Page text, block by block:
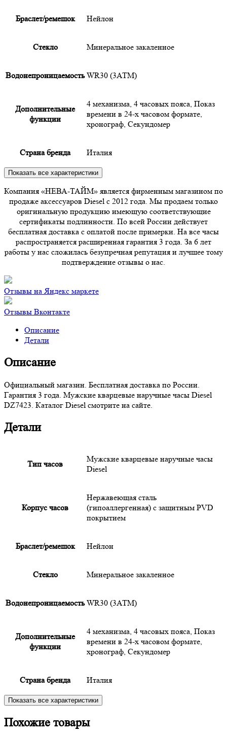
Браслет/ремешок Нейлон
Cтекло Минеральное закаленное
Водонепроницаемость WR30 (3АТМ)
Дополнительные
функции
4 механизма, 4 часовых пояса, Показ
времени в 24-х часовом формате,
хронограф, Секундомер
Страна бренда Италия
Показать все характеристики
Компания «НЕВА-ТАЙМ» является фирменным магазином по
продаже аксессуаров Diesel с 2012 года. Мы продаем только
оригинальную продукцию имеющую соответствующие
сертификаты подлинности. По всей России действует
бесплатная доставка с оплатой после примерки. На все часы
распространяется расширенная гарантия 3 года. За 6 лет
работы у нас сложилась безупречная репутация и лучшее тому
подтверждение отзывы о нас.
Отзывы на Яндекс маркете
Отзывы Вконтакте
Описание
Детали
Описание
Официальный магазин. Бесплатная доставка по России.
Гарантия 3 года. Мужские кварцевые наручные часы Diesel
DZ7423. Каталог Diesel смотрите на сайте.
Детали
Тип часов
Мужские кварцевые наручные часы
Diesel
Корпус часов
Нержавеющая сталь
(гипоаллергенная) с защитным PVD
покрытием
Браслет/ремешок Нейлон
Cтекло Минеральное закаленное
Водонепроницаемость WR30 (3АТМ)
Дополнительные
функции
4 механизма, 4 часовых пояса, Показ
времени в 24-х часовом формате,
хронограф, Секундомер
Страна бренда Италия
Показать все характеристики
Похожие товары